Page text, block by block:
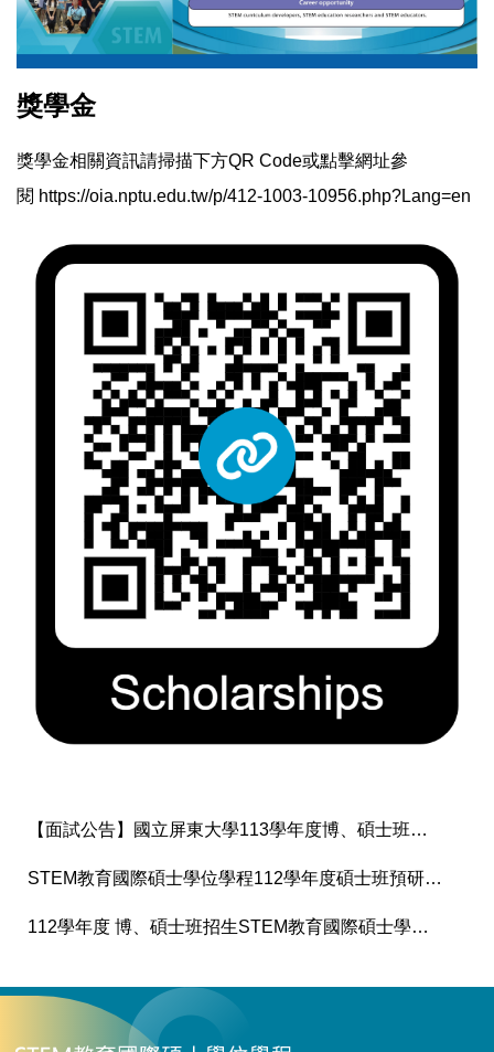
獎學金
獎學金相關資訊請掃描下方QR Code或點擊網址參
閱 https://oia.nptu.edu.tw/p/412-1003-10956.php?Lang=en
【面試公告】國立屏東大學113學年度博、碩士班招生-STEM教育國際碩士學位學程面試公告
STEM教育國際碩士學位學程112學年度碩士班預研生甄選公告
112學年度 博、碩士班招生STEM教育國際碩士學位學程面試公告